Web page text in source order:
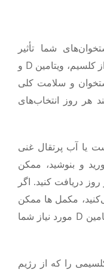
شما تأثیر
کلسیم، ویتامین D و
و سلامت کلی
هر روز انتخاب‌های
یا آب پرتقال غنی
و بنوشید، ممکن
دریافت کنید. اگر
مکمل ها ممکن
D مورد نیاز شما
را که از رژیم